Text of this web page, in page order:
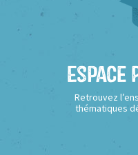
Espace
Retrouvez
thématiques